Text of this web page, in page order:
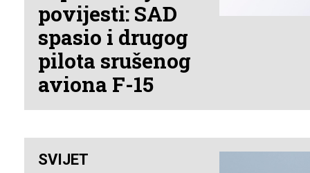
povijesti: SAD
spasio i drugog
pilota srušenog
aviona F-15
SVIJET